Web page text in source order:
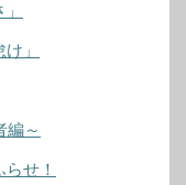
」
編～
せ！